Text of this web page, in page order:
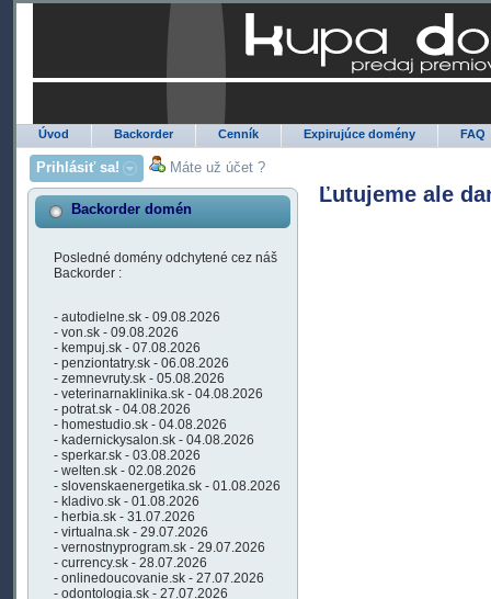
Úvod Backorder Cenník Expirujúce domény FAQ
Prihlásiť sa! Máte už účet ?
Backorder domén
Posledné domény odchytené cez náš
Backorder :
- autodielne.sk - 09.08.2026
- von.sk - 09.08.2026
- kempuj.sk - 07.08.2026
- penziontatry.sk - 06.08.2026
- zemnevruty.sk - 05.08.2026
- veterinarnaklinika.sk - 04.08.2026
- potrat.sk - 04.08.2026
- homestudio.sk - 04.08.2026
- kadernickysalon.sk - 04.08.2026
- sperkar.sk - 03.08.2026
- welten.sk - 02.08.2026
- slovenskaenergetika.sk - 01.08.2026
- kladivo.sk - 01.08.2026
- herbia.sk - 31.07.2026
- virtualna.sk - 29.07.2026
- vernostnyprogram.sk - 29.07.2026
- currency.sk - 28.07.2026
- onlinedoucovanie.sk - 27.07.2026
- odontologia.sk - 27.07.2026
Ľutujeme ale